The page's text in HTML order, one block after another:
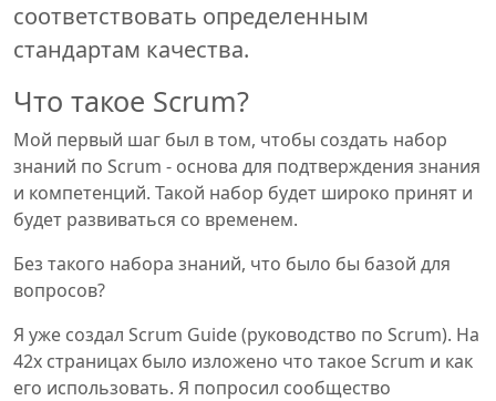
соответствовать определенным
стандартам качества.
Что такое Scrum?
Мой первый шаг был в том, чтобы создать набор
знаний по Scrum - основа для подтверждения знания
и компетенций. Такой набор будет широко принят и
будет развиваться со временем.
Без такого набора знаний, что было бы базой для
вопросов?
Я уже создал Scrum Guide (руководство по Scrum). На
42х страницах было изложено что такое Scrum и как
его использовать. Я попросил сообщество